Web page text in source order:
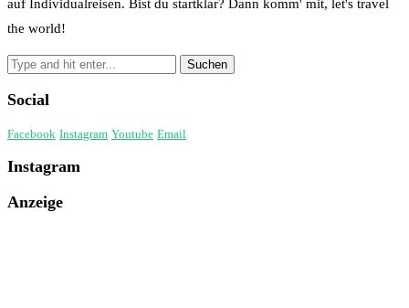
auf Individualreisen. Bist du startklar? Dann komm' mit, let's travel
the world!
Social
Facebook Instagram Youtube Email
Instagram
Anzeige